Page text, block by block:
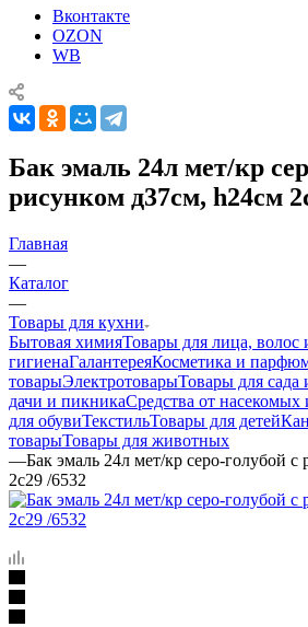
Вконтакте
OZON
WB
Бак эмаль 24л мет/кр
рисунком д37см, h24см
Главная
—
Каталог
—
Товары для кухни
Бытовая химияТовары для лица, волос
гигиенаГалантереяКосметика и
товарыЭлектротоварыТовары для сада
дачи и пикникаСредства от насекомых
для обувиТекстильТовары для детей
товарыТовары для животных
—Бак эмаль 24л мет/кр серо-голубой
2с29 /6532